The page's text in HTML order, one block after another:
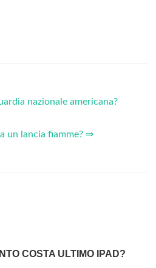
nazionale americana?
un lancia fiamme? ⇒
COSTA ULTIMO IPAD?